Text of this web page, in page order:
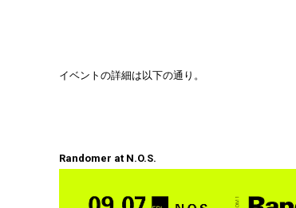
イベントの詳細は以下の通り。
Randomer at N.O.S.